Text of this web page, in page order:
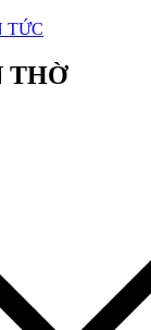
TỨC
THỜ